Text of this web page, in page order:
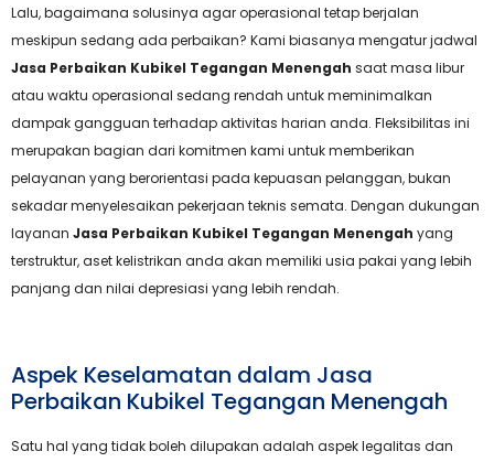
Lalu, bagaimana solusinya agar operasional tetap berjalan
meskipun sedang ada perbaikan? Kami biasanya mengatur jadwal
Jasa Perbaikan Kubikel Tegangan Menengah saat masa libur
atau waktu operasional sedang rendah untuk meminimalkan
dampak gangguan terhadap aktivitas harian anda. Fleksibilitas ini
merupakan bagian dari komitmen kami untuk memberikan
pelayanan yang berorientasi pada kepuasan pelanggan, bukan
sekadar menyelesaikan pekerjaan teknis semata. Dengan dukungan
layanan Jasa Perbaikan Kubikel Tegangan Menengah yang
terstruktur, aset kelistrikan anda akan memiliki usia pakai yang lebih
panjang dan nilai depresiasi yang lebih rendah.
Aspek Keselamatan dalam Jasa
Perbaikan Kubikel Tegangan Menengah
Satu hal yang tidak boleh dilupakan adalah aspek legalitas dan